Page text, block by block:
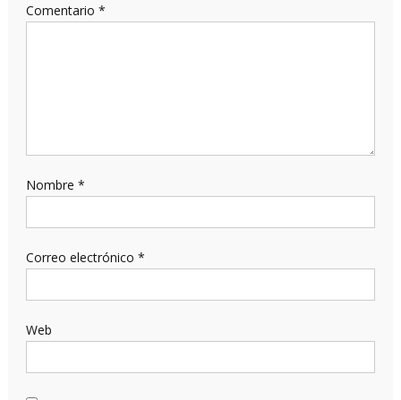
Comentario *
Nombre *
Correo electrónico *
Web